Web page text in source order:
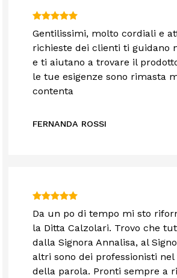
Gentilissimi, molto cordiali e
richieste dei clienti ti guidano
e ti aiutano a trovare il
le tue esigenze sono rimasta
contenta
FERNANDA ROSSI
Da un po di tempo mi sto
la Ditta Calzolari. Trovo che
dalla Signora Annalisa, al
altri sono dei professionisti nel
della parola. Pronti sempre a